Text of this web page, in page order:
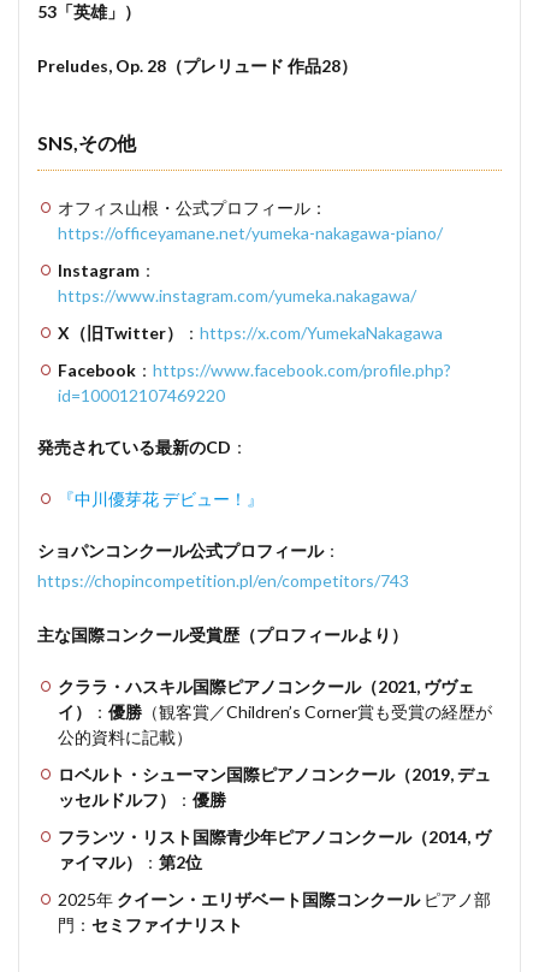
53「英雄」）
Preludes, Op. 28（プレリュード 作品28）
SNS,その他
オフィス山根・公式プロフィール：
https://officeyamane.net/yumeka-nakagawa-piano/
Instagram ：
https://www.instagram.com/yumeka.nakagawa/
X（旧Twitter）
： https://x.com/YumekaNakagawa
Facebook ： https://www.facebook.com/profile.php?
id=100012107469220
発売されている最新のCD ：
『中川優芽花 デビュー！』
ショパンコンクール公式プロフィール：
https://chopincompetition.pl/en/competitors/743
主な国際コンクール受賞歴（プロフィールより）
クララ・ハスキル国際ピアノコンクール（2021, ヴヴェ
イ）
： 優勝 （観客賞／Children’s Corner賞も受賞の経歴が
公的資料に記載）
ロベルト・シューマン国際ピアノコンクール（2019, デュ
ッセルドルフ）
： 優勝
フランツ・リスト国際青少年ピアノコンクール（2014, ヴ
ァイマル）
： 第2位
2025年 クイーン・エリザベート国際コンクールピアノ部
門： セミファイナリスト